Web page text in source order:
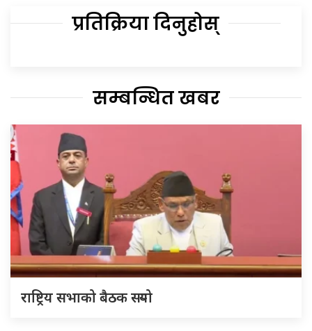
प्रतिक्रिया दिनुहोस्
सम्बन्धित खबर
राष्ट्रिय सभाको बैठक सर्‍यो